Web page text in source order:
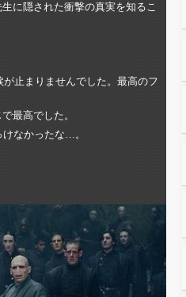
に隠された衝撃の真実を知るこ
止まりませんでした。最高のフ
最高でした。
なかったな…。